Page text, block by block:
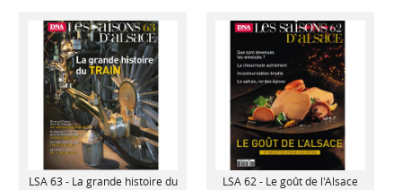
LSA 63 - La grande histoire du
LSA 62 - Le goût de l'Alsace